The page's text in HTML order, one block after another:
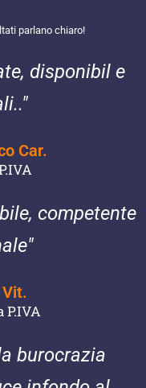
parlano chiaro!
disponibil e
Car.
competente
P.IVA
burocrazia